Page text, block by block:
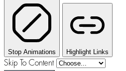
Stop Animations Highlight Links
Skip To Content